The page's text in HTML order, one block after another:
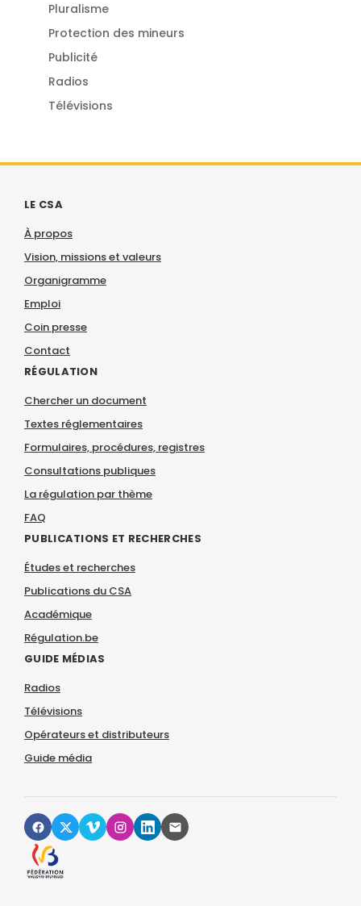
Pluralisme
Protection des mineurs
Publicité
Radios
Télévisions
LE CSA
À propos
Vision, missions et valeurs
Organigramme
Emploi
Coin presse
Contact
RÉGULATION
Chercher un document
Textes réglementaires
Formulaires, procédures, registres
Consultations publiques
La régulation par thème
FAQ
PUBLICATIONS ET RECHERCHES
Études et recherches
Publications du CSA
Académique
Régulation.be
GUIDE MÉDIAS
Radios
Télévisions
Opérateurs et distributeurs
Guide média